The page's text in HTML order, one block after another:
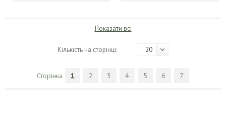
Показати всі
20
Кількість на сторінці:
Сторінка 1 2 3 4 5 6 7